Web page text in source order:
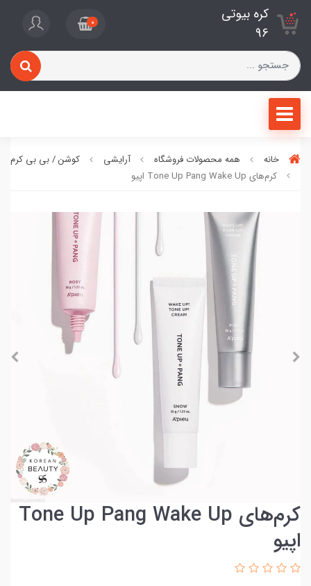
کره بیوتی
96
0
خانه همه محصولات فروشگاه آرایشی
کوشن / بی بی کرم /
کرم‌های Tone Up Pang Wake Up اپیو
کرم‌های Tone Up Pang Wake Up
اپیو